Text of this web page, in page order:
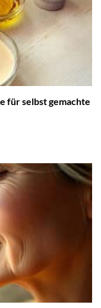
für selbst gemachte